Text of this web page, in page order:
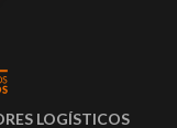
LOGÍSTICOS